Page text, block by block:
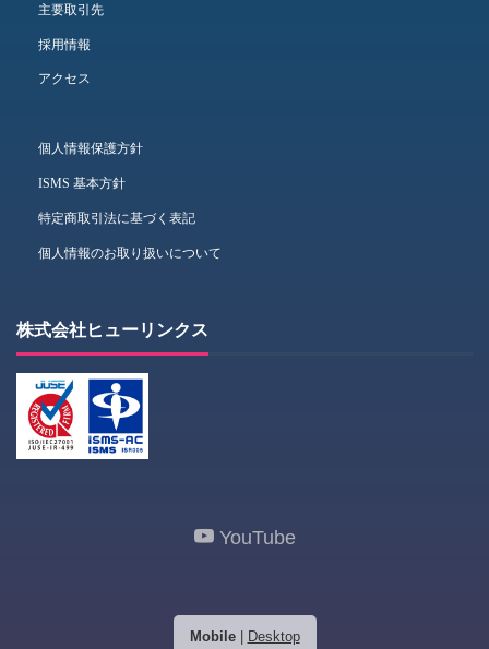
主要取引先
採用情報
アクセス
個人情報保護方針
ISMS 基本方針
特定商取引法に基づく表記
個人情報のお取り扱いについて
株式会社ヒューリンクス
YouTube
Mobile| Desktop